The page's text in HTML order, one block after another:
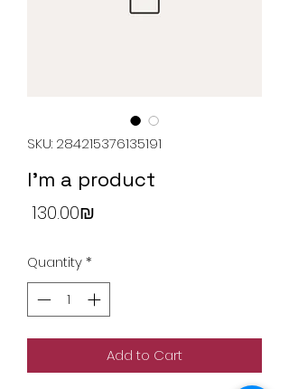
SKU: 284215376135191
I'm a product
‏130.00 ‏₪
Quantity*
Add to Cart